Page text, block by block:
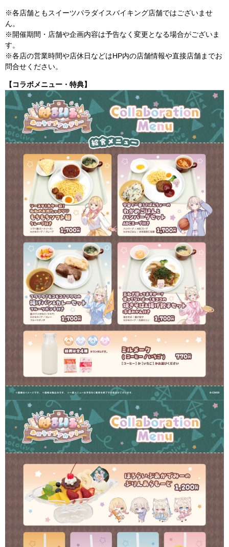
※各店舗ともスイーツパラダイスバイキング店舗ではございませ
ん。
※開催期間・店舗や企画内容は予告なく変更となる場合がございま
す。
※各店の営業時間や店休日などはHP内の店舗情報や直接店舗までお
問合せください。
【コラボメニュー・特典】